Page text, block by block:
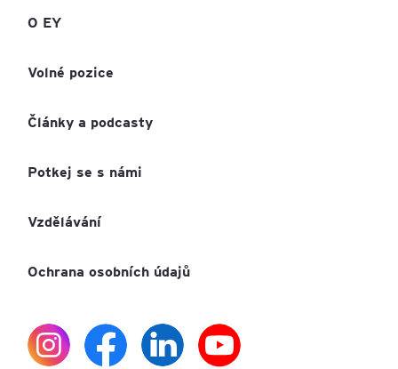
O EY
Volné pozice
Články a podcasty
Potkej se s námi
Vzdělávání
Ochrana osobních údajů